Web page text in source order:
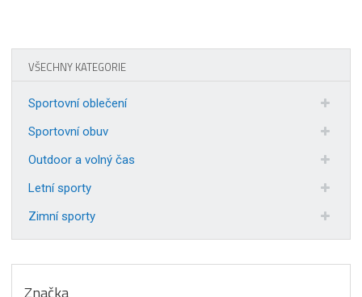
VŠECHNY KATEGORIE
Sportovní oblečení
Sportovní obuv
Outdoor a volný čas
Letní sporty
Zimní sporty